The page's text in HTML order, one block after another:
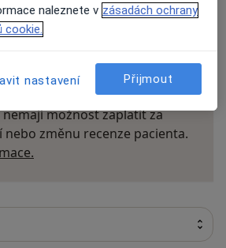
jsou pro nás důležité.
nemají možnost zaplatit za
změnu recenze pacienta.
naleznete v zásadách ochrany
cookie.
nastavení Přijmout